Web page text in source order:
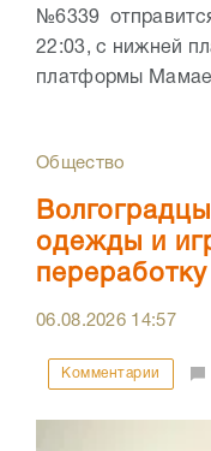
№6339
22:03, с нижней
платформы
Общество
одежды и
переработку
06.08.2026 14:57
Комментарии